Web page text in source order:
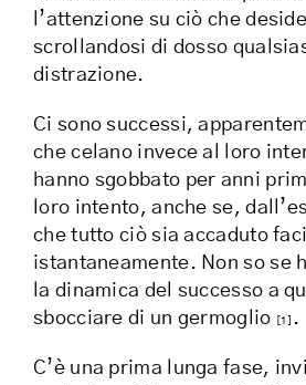
l’attenzione su ciò che
scrollandosi di dosso
distrazione.
Ci sono successi,
che celano invece al loro
hanno sgobbato per anni
loro intento, anche se,
che tutto ciò sia accaduto
istantaneamente. Non so se
la dinamica del successo a
sbocciare di un germoglio
[1] .
C’è una prima lunga fase,